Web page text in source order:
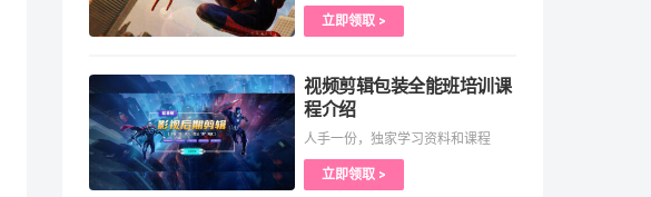
立即领取 >
视频剪辑包装全能班培训课
程介绍
人手一份，独家学习资料和课程
立即领取 >